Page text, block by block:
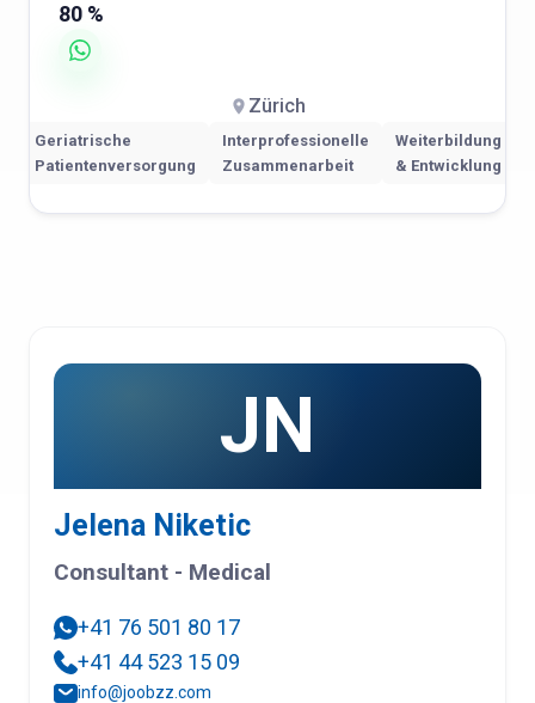
80 %
Zürich
Geriatrische
Patientenversorgung
Interprofessionelle
Zusammenarbeit
Weiterbildung
& Entwicklung
JN
Jelena Niketic
Consultant - Medical
+41 76 501 80 17
+41 44 523 15 09
info@joobzz.com